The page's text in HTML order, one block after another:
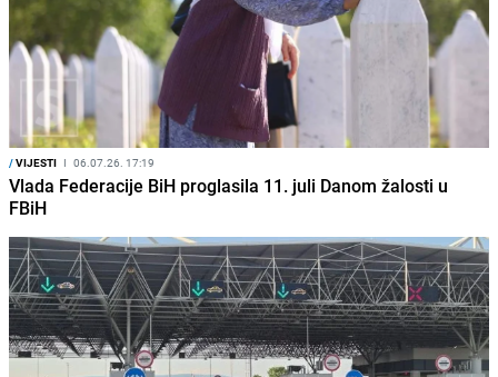
/VIJESTI I 06.07.26. 17:19
Vlada Federacije BiH proglasila 11. juli Danom žalosti u
FBiH